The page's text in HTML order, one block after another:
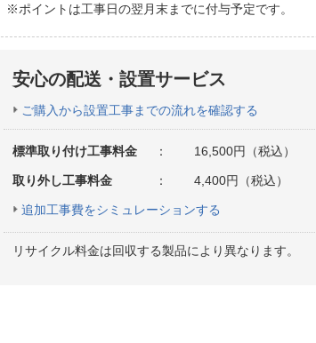
※ポイントは工事日の翌月末までに付与予定です。
安心の配送・設置サービス
ご購入から設置工事までの流れを確認する
標準取り付け工事料金 ： 16,500円（税込）
取り外し工事料金 ： 4,400円（税込）
追加工事費をシミュレーションする
リサイクル料金は回収する製品により異なります。